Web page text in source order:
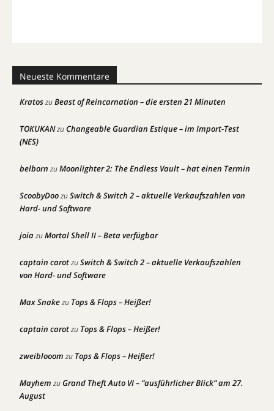
Neueste Kommentare
KratoszuBeast of Reincarnation – die ersten 21 Minuten
TOKUKANzuChangeable Guardian Estique – im Import-Test
(NES)
belborn zuMoonlighter 2: The Endless Vault – hat einen Termin
ScoobyDoozuSwitch & Switch 2 – aktuelle Verkaufszahlen von
Hard- und Software
joiazuMortal Shell II – Beta verfügbar
captain carotzuSwitch & Switch 2 – aktuelle Verkaufszahlen
von Hard- und Software
Max Snakezu Tops & Flops – Heißer!
captain carotzu Tops & Flops – Heißer!
zweiblooom zu Tops & Flops – Heißer!
Mayhem zuGrand Theft Auto VI – “ausführlicher Blick” am 27.
August